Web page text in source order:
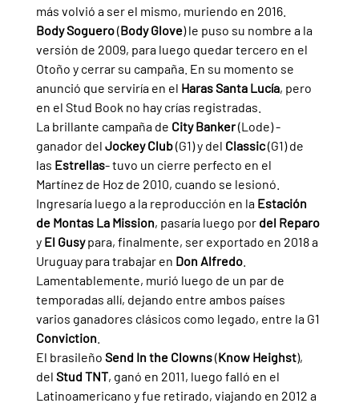
más volvió a ser el mismo, muriendo en 2016.
Body Soguero (Body Glove) le puso su nombre a la
versión de 2009, para luego quedar tercero en el
Otoño y cerrar su campaña. En su momento se
anunció que serviría en el Haras Santa Lucía, pero
en el Stud Book no hay crías registradas.
La brillante campaña de City Banker (Lode) -
ganador del Jockey Club (G1) y del Classic (G1) de
las Estrellas- tuvo un cierre perfecto en el
Martínez de Hoz de 2010, cuando se lesionó.
Ingresaría luego a la reproducción en la Estación
de Montas La Mission, pasaría luego por del Reparo
y El Gusy para, finalmente, ser exportado en 2018 a
Uruguay para trabajar en Don Alfredo.
Lamentablemente, murió luego de un par de
temporadas allí, dejando entre ambos países
varios ganadores clásicos como legado, entre la G1
Conviction.
El brasileño Send In the Clowns (Know Heighst),
del Stud TNT, ganó en 2011, luego falló en el
Latinoamericano y fue retirado, viajando en 2012 a